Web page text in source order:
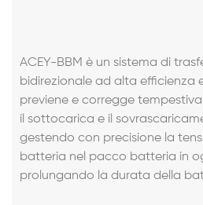
ACEY-BBM è un sistema di
bidirezionale ad alta efficienza
previene e corregge
il sottocarica e il
gestendo con precisione la
batteria nel pacco batteria in
prolungando la durata della